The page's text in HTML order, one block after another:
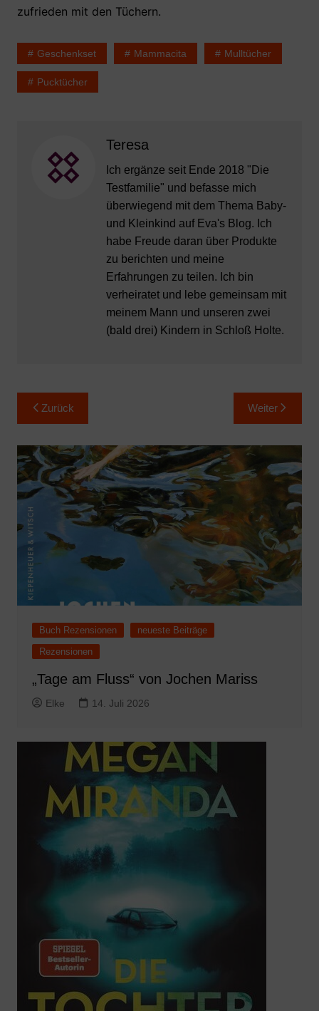
zufrieden mit den Tüchern.
Geschenkset Mammacita Mulltücher
Pucktücher
Teresa
Ich ergänze seit Ende 2018 "Die
Testfamilie" und befasse mich
überwiegend mit dem Thema Baby-
und Kleinkind auf Eva's Blog. Ich
habe Freude daran über Produkte
zu berichten und meine
Erfahrungen zu teilen. Ich bin
verheiratet und lebe gemeinsam mit
meinem Mann und unseren zwei
(bald drei) Kindern in Schloß Holte.
Beitragsnavigation
Zurück Weiter
Buch Rezensionen
neueste Beiträge
Rezensionen
„Tage am Fluss“ von Jochen Mariss
Elke 14. Juli 2026